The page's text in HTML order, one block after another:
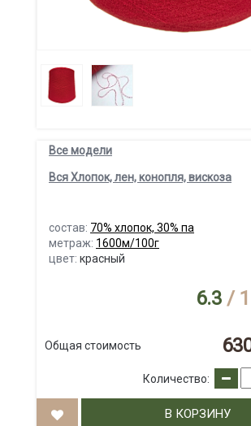
Все модели
Вся Хлопок, лен, конопля, вискоза
состав: 70% хлопок, 30% па
метраж: 1600м/100г
цвет: красный
6.3 /
Общая стоимость
Количество:
В КОРЗИНУ